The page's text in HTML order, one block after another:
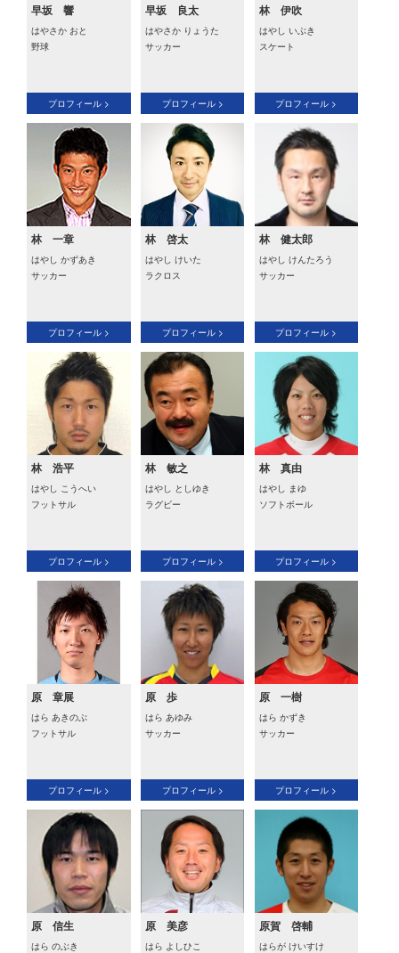
早坂 響
はやさか おと
野球
プロフィール >
早坂 良太
はやさか りょうた
サッカー
プロフィール >
林 伊吹
はやし いぶき
スケート
プロフィール >
林 一章
はやし かずあき
サッカー
プロフィール >
林 啓太
はやし けいた
ラクロス
プロフィール >
林 健太郎
はやし けんたろう
サッカー
プロフィール >
林 浩平
はやし こうへい
フットサル
プロフィール >
林 敏之
はやし としゆき
ラグビー
プロフィール >
林 真由
はやし まゆ
ソフトボール
プロフィール >
原 章展
はら あきのぶ
フットサル
プロフィール >
原 歩
はら あゆみ
サッカー
プロフィール >
原 一樹
はら かずき
サッカー
プロフィール >
原 信生
はら のぶき
原 美彦
はら よしひこ
原賀 啓輔
はらが けいすけ